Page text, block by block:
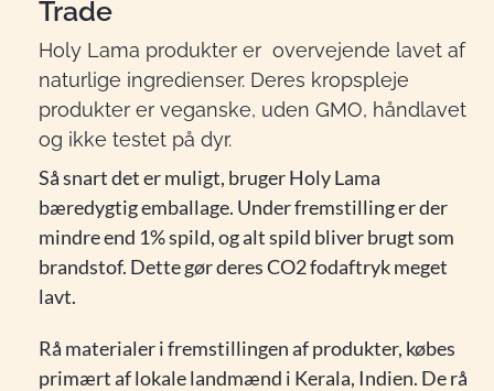
Trade
Holy Lama produkter er overvejende lavet af
naturlige ingredienser. Deres kropspleje
produkter er veganske, uden GMO, håndlavet
og ikke testet på dyr.
Så snart det er muligt, bruger Holy Lama
bæredygtig emballage. Under fremstilling er der
mindre end 1% spild, og alt spild bliver brugt som
brandstof. Dette gør deres CO2 fodaftryk meget
lavt.
Rå materialer i fremstillingen af produkter, købes
primært af lokale landmænd i Kerala, Indien. De rå